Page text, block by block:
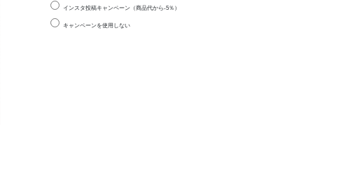
インスタ投稿キャンペーン（商品代から-5％）
キャンペーンを使用しない